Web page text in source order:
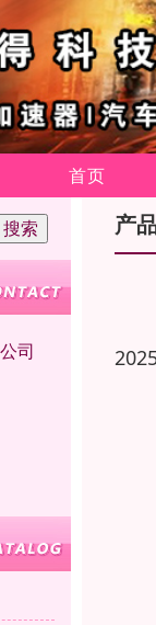
首页
司
产